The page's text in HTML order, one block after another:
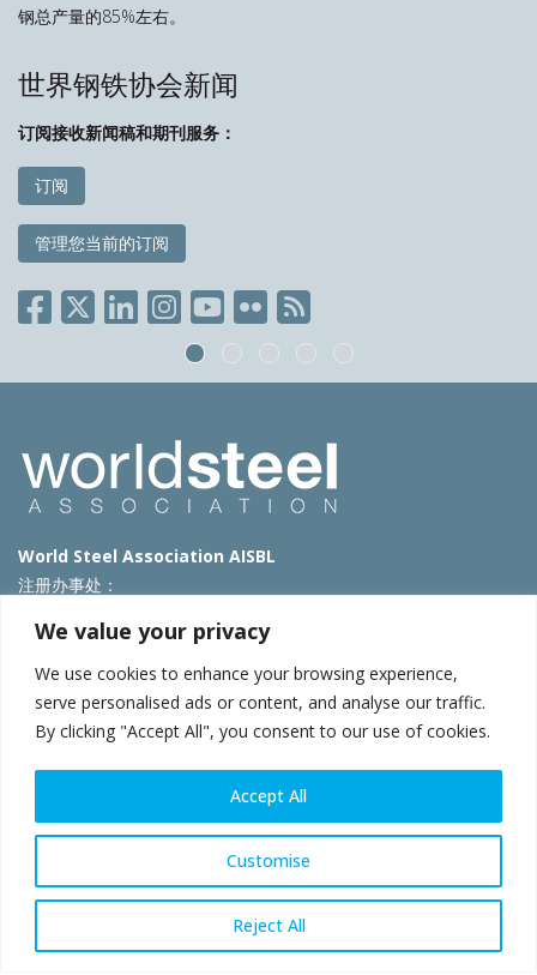
We value your privacy
We use cookies to enhance your browsing experience,
serve personalised ads or content, and analyse our traffic.
By clicking "Accept All", you consent to our use of cookies.
Customise
Reject All
Accept All
钢总产量的85%左右。
世界钢铁协会新闻
订阅接收新闻稿和期刊服务：
订阅
管理您当前的订阅
World Steel Association AISBL
注册办事处：
T: +32 2 702 89 00 – E:steel@worldsteel.org
北京市朝阳区霄云路40号院国航世纪大厦1号楼3层3F
E:china@worldsteel.org
使用条款|隐私政策
|网站地图|VAT Number BE 0406.597.373